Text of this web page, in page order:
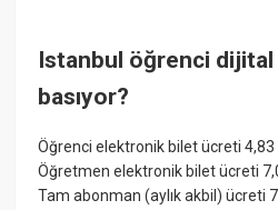
Istanbul öğrenci
basıyor?
Öğrenci elektronik bilet ücreti 4,83
Öğretmen elektronik bilet ücreti
Tam abonman (aylık akbil) ücreti